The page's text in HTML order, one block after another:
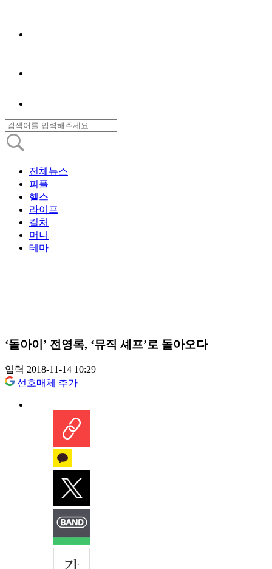
전체뉴스
피플
헬스
라이프
컬처
머니
테마
‘돌아이’ 전영록, ‘뮤직 셰프’로 돌아오다
입력 2018-11-14 10:29
선호매체 추가